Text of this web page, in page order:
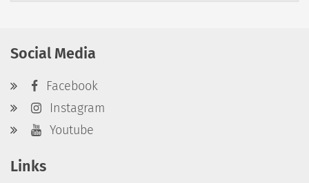
Social Media
Facebook
Instagram
Youtube
Links